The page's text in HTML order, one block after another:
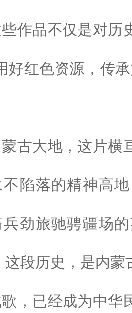
作品不仅是对历
好红色资源，传
古大地，这片横
不陷落的精神高
劲旅驰骋疆场
段历史，是内蒙
，已经成为中华